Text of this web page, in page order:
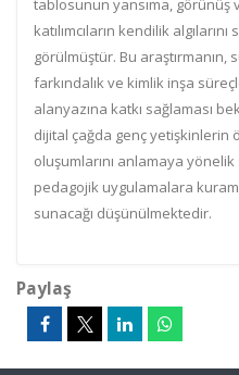
tablosunun yansıma, görünüş
katılımcıların kendilik
görülmüştür. Bu
farkındalık ve kimlik inşa
alanyazına katkı sağlaması
dijital çağda genç yetişkinlerin
oluşumlarını anlamaya
pedagojik uygulamalara
sunacağı düşünülmektedir.
Paylaş